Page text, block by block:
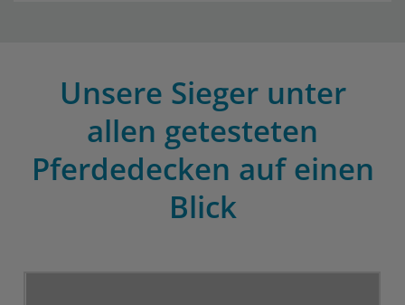
Unsere Sieger unter
allen getesteten
Pferdedecken auf einen
Blick